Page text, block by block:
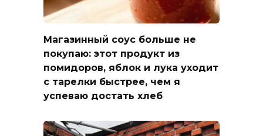
Магазинный соус больше не
покупаю: этот продукт из
помидоров, яблок и лука уходит
с тарелки быстрее, чем я
успеваю достать хлеб